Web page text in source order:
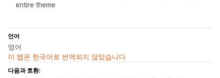
entire theme
언어
영어
이 앱은 한국어로 번역되지 않았습니다
다음과 호환: